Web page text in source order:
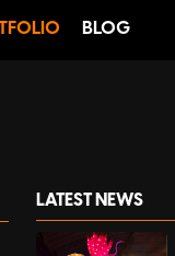
BLOG
LATEST NEWS